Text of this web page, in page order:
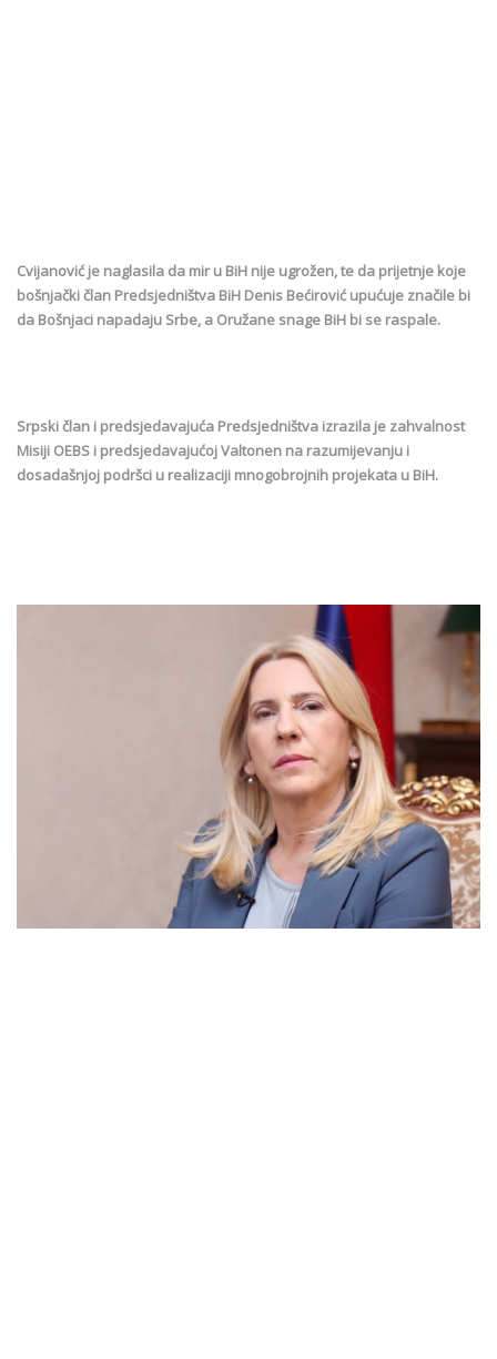
Cvijanović je naglasila da mir u BiH nije ugrožen, te da prijetnje koje
bošnjački član Predsjedništva BiH Denis Bećirović upućuje značile bi
da Bošnjaci napadaju Srbe, a Oružane snage BiH bi se raspale.
Srpski član i predsjedavajuća Predsjedništva izrazila je zahvalnost
Misiji OEBS i predsjedavajućoj Valtonen na razumijevanju i
dosadašnjoj podršci u realizaciji mnogobrojnih projekata u BiH.